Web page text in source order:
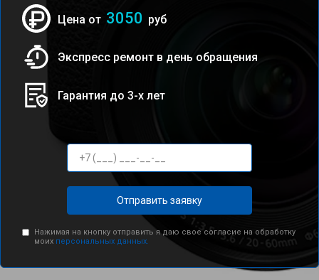
Цена от 3050 руб
Экспресс ремонт в день обращения
Гарантия до 3-х лет
Отправить заявку
Нажимая на кнопку отправить я даю свое согласие на обработку
моих персональных данных.